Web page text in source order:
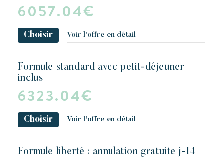
6057.04€
Choisir Voir l'offre en détail
formule standard avec petit-déjeuner
inclus
6323.04€
Choisir Voir l'offre en détail
formule liberté : annulation gratuite j-14